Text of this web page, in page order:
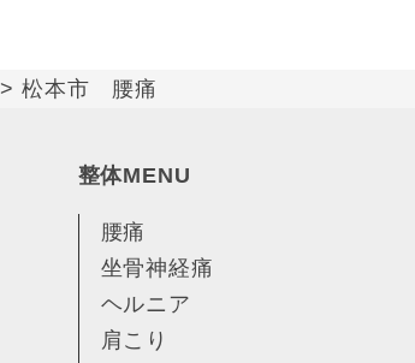
> 松本市 腰痛
整体MENU
腰痛
坐骨神経痛
ヘルニア
肩こり